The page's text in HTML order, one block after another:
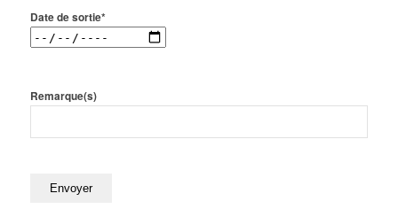
Date de sortie*
Remarque(s)